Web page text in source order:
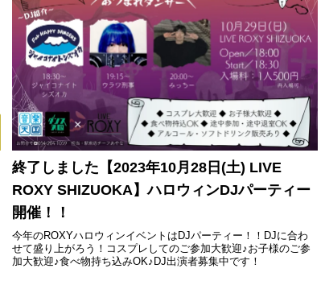
終了しました【2023年10月28日(土) LIVE
ROXY SHIZUOKA】ハロウィンDJパーティー
開催！！
今年のROXYハロウィンイベントはDJパーティー！！DJに合わ
せて盛り上がろう！コスプレしてのご参加大歓迎♪お子様のご参
加大歓迎♪食べ物持ち込みOK♪DJ出演者募集中です！